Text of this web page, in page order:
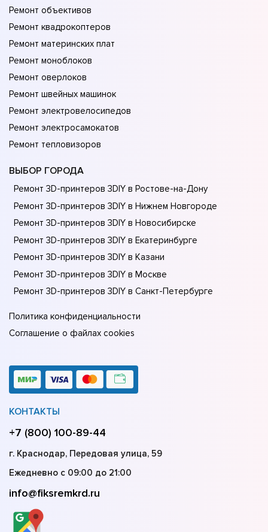
Ремонт объективов
Ремонт квадрокоптеров
Ремонт материнских плат
Ремонт моноблоков
Ремонт оверлоков
Ремонт швейных машинок
Ремонт электровелосипедов
Ремонт электросамокатов
Ремонт тепловизоров
ВЫБОР ГОРОДА
Ремонт 3D-принтеров 3DIY в Ростове-на-Донy
Ремонт 3D-принтеров 3DIY в Нижнем Новгороде
Ремонт 3D-принтеров 3DIY в Новосибирске
Ремонт 3D-принтеров 3DIY в Екатеринбурге
Ремонт 3D-принтеров 3DIY в Казани
Ремонт 3D-принтеров 3DIY в Москве
Ремонт 3D-принтеров 3DIY в Санкт-Петербурге
Политика конфиденциальности
Соглашение о файлах cookies
КОНТАКТЫ
+7 (800) 100-89-44
г. Краснодар, Передовая улица, 59
Ежедневно с 09:00 до 21:00
info@fiksremkrd.ru